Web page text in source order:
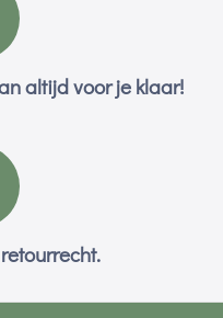
altijd voor je klaar!